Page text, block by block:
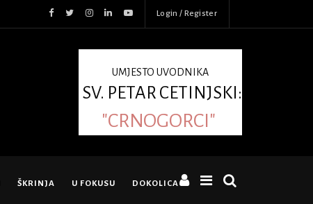
Login / Register
UMJESTO UVODNIKA
SV. PETAR CETINJSKI:
"CRNOGORCI"
ŠKRINJA U FOKUSU DOKOLICA